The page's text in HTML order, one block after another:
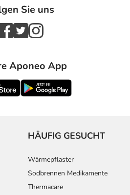
Sie uns
Aponeo App
HÄUFIG GESUCHT
Wärmepflaster
Sodbrennen Medikamente
Thermacare